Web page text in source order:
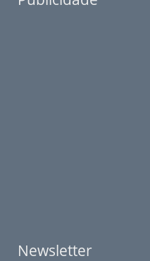
Newsletter